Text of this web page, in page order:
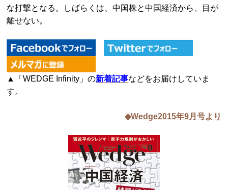
な打撃となる。しばらくは、中国株と中国経済から、目が
離せない。
▲「WEDGE Infinity」の新着記事などをお届けしていま
す。
◆Wedge2015年9月号より